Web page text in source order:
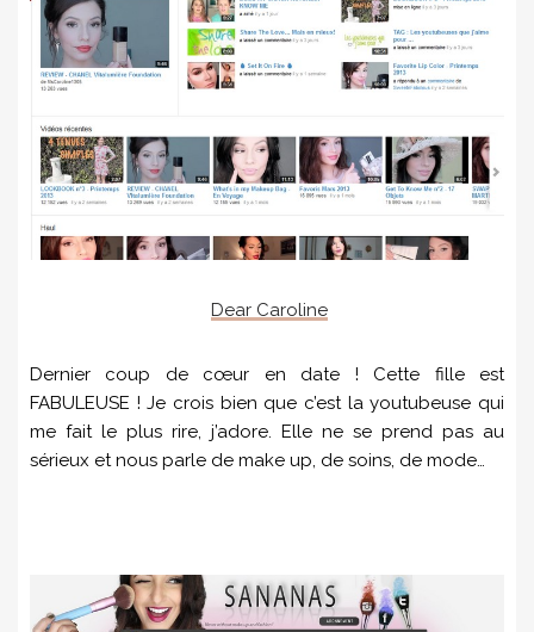
Dear Caroline
Dernier coup de cœur en date ! Cette fille est
FABULEUSE ! Je crois bien que c’est la youtubeuse qui
me fait le plus rire, j’adore. Elle ne se prend pas au
sérieux et nous parle de make up, de soins, de mode…